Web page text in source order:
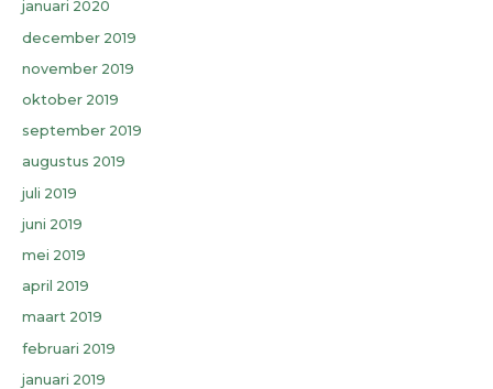
januari 2020
december 2019
november 2019
oktober 2019
september 2019
augustus 2019
juli 2019
juni 2019
mei 2019
april 2019
maart 2019
februari 2019
januari 2019